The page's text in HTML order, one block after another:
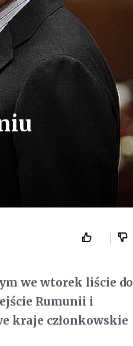
we wtorek liście do
Rumunii i
kraje członkowskie